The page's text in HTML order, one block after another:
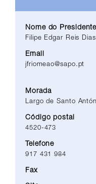
Nome do Presidente
Filipe Edgar Reis Dias
Email
jfriomeao@sapo.pt
Morada
Largo de Santo
Código postal
4520-473
Telefone
917 431 984
Fax